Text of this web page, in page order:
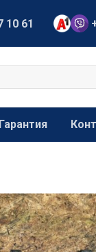
10 61
Гарантия